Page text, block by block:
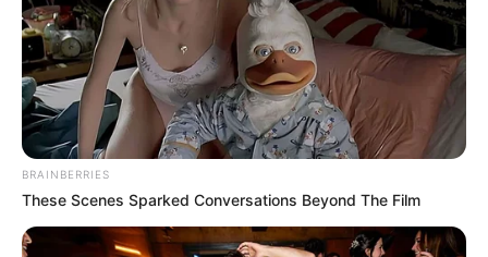
BRAINBERRIES
These Scenes Sparked Conversations Beyond The Film